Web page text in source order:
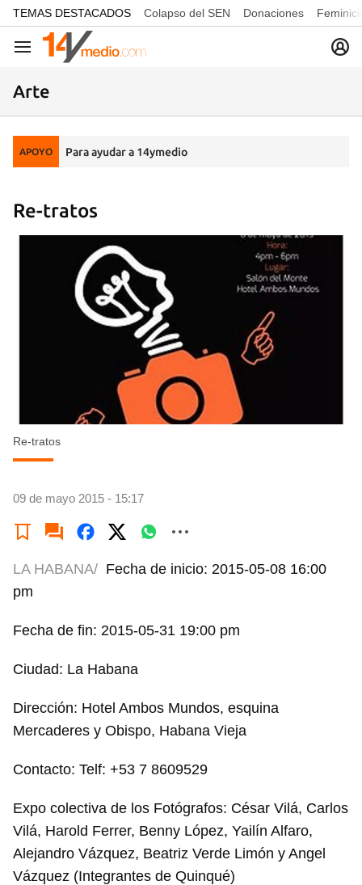
common.go-to-content
TEMAS DESTACADOS Colapso del SEN Donaciones
Navegación
Arte
APOYO Para ayudar a 14ymedio
Re-tratos
Re-tratos
09 de mayo 2015 - 15:17
LA HABANA/ Fecha de inicio: 2015-05-08 16:00
pm
Fecha de fin: 2015-05-31 19:00 pm
Ciudad: La Habana
Dirección: Hotel Ambos Mundos, esquina
Mercaderes y Obispo, Habana Vieja
Contacto: Telf: +53 7 8609529
Expo colectiva de los Fotógrafos: César Vilá, Carlos
Vilá, Harold Ferrer, Benny López, Yailín Alfaro,
Alejandro Vázquez, Beatriz Verde Limón y Angel
Vázquez (Integrantes de Quinqué)